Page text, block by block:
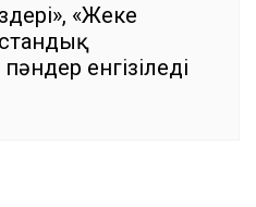
«Жеке
енгізіледі